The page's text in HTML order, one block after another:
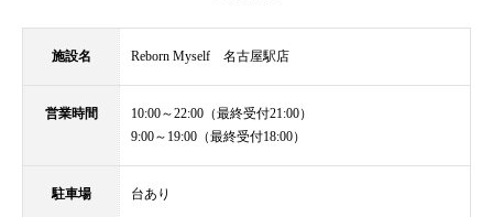
施設名 Reborn Myself 名古屋駅店
営業時間
10:00～22:00（最終受付21:00）
9:00～19:00（最終受付18:00）
駐車場 台あり